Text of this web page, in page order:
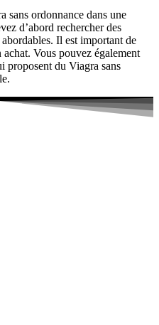
sans ordonnance dans une
d’abord rechercher des
Il est important de
Vous pouvez également
proposent du Viagra sans